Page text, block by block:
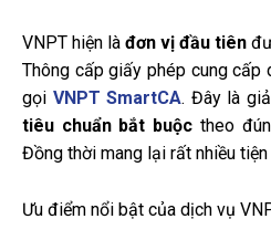
VNPT hiện là đơn vị đầu tiên
Thông cấp giấy phép cung
gọi VNPT SmartCA. Đây là
tiêu chuẩn bắt buộc theo
Đồng thời mang lại rất nhiều
Ưu điểm nổi bật của dịch vụ